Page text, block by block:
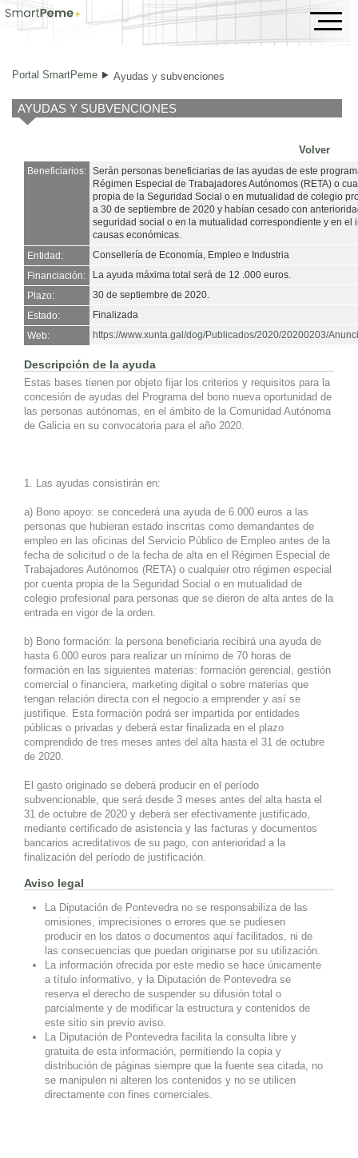
Ayudas y subvenciones
Portal SmartPeme Ayudas y subvenciones
AYUDAS Y SUBVENCIONES
Volver
Beneficiarios: Serán personas beneficiarias de las ayudas de este
Régimen Especial de Trabajadores Autónomos (RETA) o
propia de la Seguridad Social o en mutualidad de colegio
a 30 de septiembre de 2020 y habían cesado con
seguridad social o en la mutualidad correspondiente y en el
causas económicas.
Entidad:
Consellería de Economía, Empleo e Industria
Financiación:
La ayuda máxima total será de 12 .000 euros.
Plazo:
30 de septiembre de 2020.
Estado:
Finalizada
Web:
https://www.xunta.gal/dog/Publicados/2020/20200203/
Descripción de la ayuda
Estas bases tienen por objeto fijar los criterios y requisitos para la
concesión de ayudas del Programa del bono nueva oportunidad de
las personas autónomas, en el ámbito de la Comunidad Autónoma
de Galicia en su convocatoria para el año 2020.
1. Las ayudas consistirán en:
a) Bono apoyo: se concederá una ayuda de 6.000 euros a las
personas que hubieran estado inscritas como demandantes de
empleo en las oficinas del Servicio Público de Empleo antes de la
fecha de solicitud o de la fecha de alta en el Régimen Especial de
Trabajadores Autónomos (RETA) o cualquier otro régimen especial
por cuenta propia de la Seguridad Social o en mutualidad de
colegio profesional para personas que se dieron de alta antes de la
entrada en vigor de la orden.
b) Bono formación: la persona beneficiaria recibirá una ayuda de
hasta 6.000 euros para realizar un mínimo de 70 horas de
formación en las siguientes materias: formación gerencial, gestión
comercial o financiera, marketing digital o sobre materias que
tengan relación directa con el negocio a emprender y así se
justifique. Esta formación podrá ser impartida por entidades
públicas o privadas y deberá estar finalizada en el plazo
comprendido de tres meses antes del alta hasta el 31 de octubre
de 2020.
El gasto originado se deberá producir en el período
subvencionable, que será desde 3 meses antes del alta hasta el
31 de octubre de 2020 y deberá ser efectivamente justificado,
mediante certificado de asistencia y las facturas y documentos
bancarios acreditativos de su pago, con anterioridad a la
finalización del período de justificación.
Aviso legal
La Diputación de Pontevedra no se responsabiliza de las
omisiones, imprecisiones o errores que se pudiesen
producir en los datos o documentos aquí facilitados, ni de
las consecuencias que puedan originarse por su utilización.
La información ofrecida por este medio se hace únicamente
a título informativo, y la Diputación de Pontevedra se
reserva el derecho de suspender su difusión total o
parcialmente y de modificar la estructura y contenidos de
este sitio sin previo aviso.
La Diputación de Pontevedra facilita la consulta libre y
gratuita de esta información, permitiendo la copia y
distribución de páginas siempre que la fuente sea citada, no
se manipulen ni alteren los contenidos y no se utilicen
directamente con fines comerciales.